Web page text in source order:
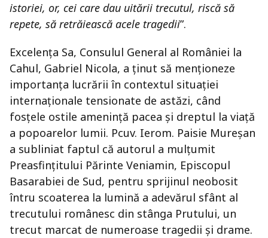
istoriei, or, cei care dau uitării trecutul, riscă să
repete, să retrăiească acele tragedii”.
Excelența Sa, Consulul General al României la
Cahul, Gabriel Nicola, a ținut să menționeze
importanța lucrării în contextul situației
internaționale tensionate de astăzi, când
fosțele ostile amenință pacea și dreptul la viață
a popoarelor lumii. Pcuv. Ierom. Paisie Mureșan
a subliniat faptul că autorul a mulțumit
Preasfințitului Părinte Veniamin, Episcopul
Basarabiei de Sud, pentru sprijinul neobosit
întru scoaterea la lumină a adevărul sfânt al
trecutului românesc din stânga Prutului, un
trecut marcat de numeroase tragedii și drame.